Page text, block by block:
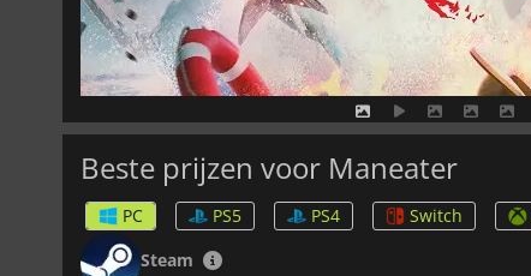
Beste prijzen voor Maneater
PC PS5 PS4 Switch
Steam